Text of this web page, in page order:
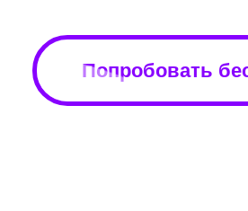
Попробовать